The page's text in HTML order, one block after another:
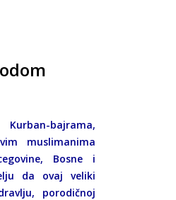
bajrama,
muslimanima
Bosne i
da ovaj veliki
porodičnoj